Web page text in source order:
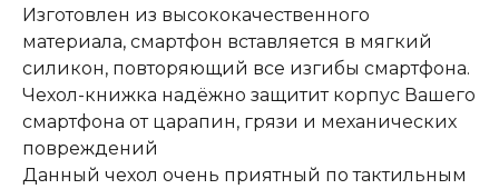
Изготовлен из высококачественного
материала, смартфон вставляется в мягкий
силикон, повторяющий все изгибы смартфона.
Чехол-книжка надёжно защитит корпус Вашего
смартфона от царапин, грязи и механических
повреждений
Данный чехол очень приятный по тактильным